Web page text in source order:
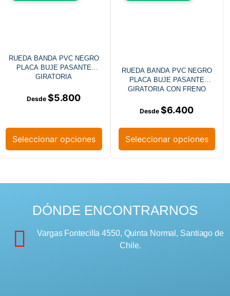
RUEDA BANDA PVC NEGRO
PLACA BUJE PASANTE
GIRATORIA
$5.800
Seleccionar opciones
RUEDA BANDA PVC NEGRO
PLACA BUJE PASANTE
GIRATORIA CON FRENO
$6.400
Seleccionar opciones
DÓNDE ENCONTRARNOS
Vargas Fontecilla 4550, Quinta Normal, Santiago de
Chile.